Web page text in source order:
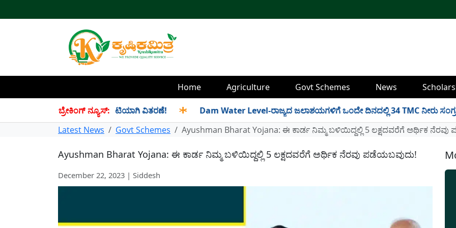
Home Agriculture Govt Schemes News
ಬ್ರೇಕಿಂಗ್ ನ್ಯೂಸ್:
ಸೆಪ್ಟೆಂಬರ್ ತಿಂಗಳ ಪಡಿತರ ಜಂಟಿಯಾಗಿ ವಿತರಣೆ! ✱ Dam Water Level-ರಾಜ್ಯದ ಜಲಾಶಯಗಳಿಗೆ ಒಂದೇ ದಿನದಲ್ಲಿ 34 TMC ನೀರು ಸಂಗ್ರಹ!
Latest News
Govt Schemes Ayushman Bharat Yojana: ಈ ಕಾರ್ಡ ನಿಮ್ಮ ಬಳಿಯಿದ್ದಲ್ಲಿ 5 ಲಕ್ಷದವರೆಗೆ ಅರ್ಥಿಕ
Ayushman Bharat Yojana: ಈ ಕಾರ್ಡ ನಿಮ್ಮ ಬಳಿಯಿದ್ದಲ್ಲಿ 5 ಲಕ್ಷದವರೆಗೆ ಅರ್ಥಿಕ ನೆರವು ಪಡೆಯಬವುದು!
December 22, 2023 | Siddesh